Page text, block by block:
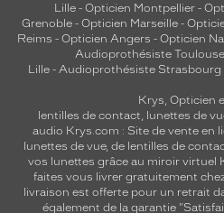
Lille - Opticien Montpellier -
Grenoble - Opticien Marseille -
Reims - Opticien Angers - Opticien
Audioprothésiste Toulouse
Lille- Audioprothésiste Strasbourg
Krys, Opticien
lentilles de contact, lunettes de
audio Krys.com : Site de vente en
lunettes de vue, de lentilles de
vos lunettes grâce au miroir virtuel
faites vous livrer gratuitement
livraison est offerte pour un retrait
également de la garantie